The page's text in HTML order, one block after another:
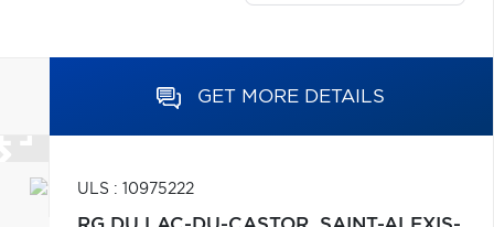
GET MORE DETAILS
ULS : 10975222